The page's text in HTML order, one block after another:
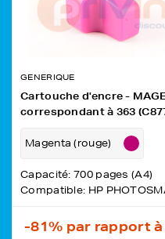
GENERIQUE
Cartouche d'encre -
correspondant à 363
Magenta (rouge)
Capacité: 700 pages (A4)
Compatible: HP
-81% par rapport